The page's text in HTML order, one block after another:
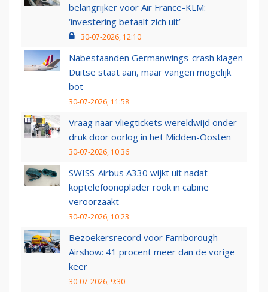
belangrijker voor Air France-KLM:
‘investering betaalt zich uit’
30-07-2026, 12:10
Nabestaanden Germanwings-crash klagen
Duitse staat aan, maar vangen mogelijk
bot
30-07-2026, 11:58
Vraag naar vliegtickets wereldwijd onder
druk door oorlog in het Midden-Oosten
30-07-2026, 10:36
SWISS-Airbus A330 wijkt uit nadat
koptelefoonoplader rook in cabine
veroorzaakt
30-07-2026, 10:23
Bezoekersrecord voor Farnborough
Airshow: 41 procent meer dan de vorige
keer
30-07-2026, 9:30